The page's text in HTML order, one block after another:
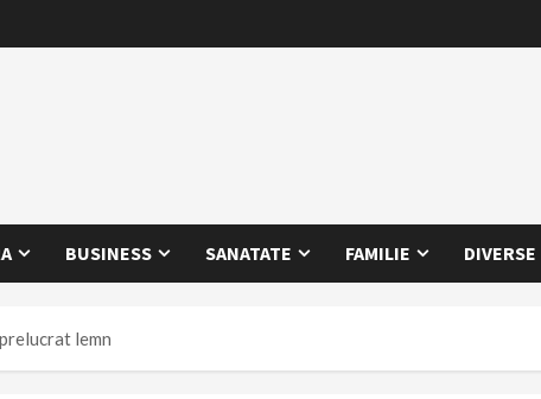
BUSINESS SANATATE FAMILIE DIVERSE
lemn